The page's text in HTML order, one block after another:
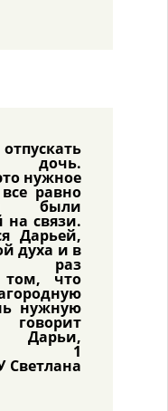
нужное
равно
были
на связи.
Дарьей,
духа и в
раз
том, что
нужную
1
Светлана